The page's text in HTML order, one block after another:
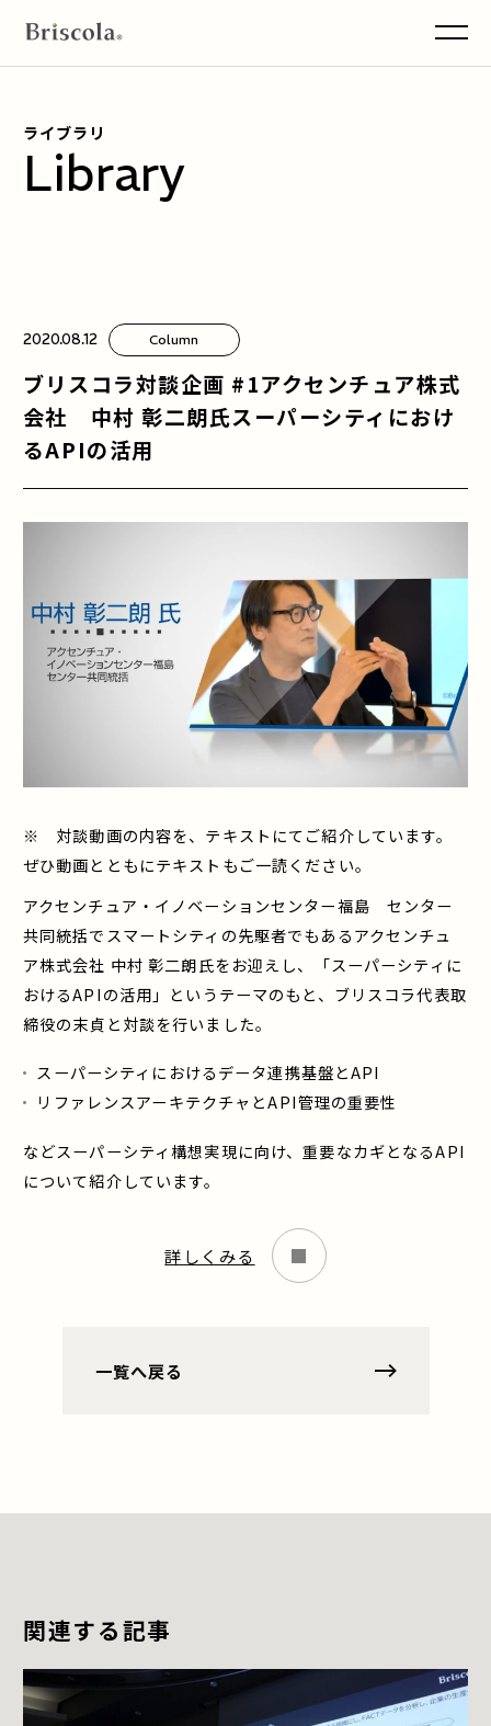
ライブラリ
Library
2020.08.12 Column
ブリスコラ対談企画 #1アクセンチュア株式
会社 中村 彰二朗氏スーパーシティにおけ
るAPIの活用
※ 対談動画の内容を、テキストにてご紹介しています。
ぜひ動画とともにテキストもご一読ください。
アクセンチュア・イノベーションセンター福島 センター
共同統括でスマートシティの先駆者でもあるアクセンチュ
ア株式会社 中村 彰二朗氏をお迎えし、「スーパーシティに
おけるAPIの活用」というテーマのもと、ブリスコラ代表取
締役の末貞と対談を行いました。
スーパーシティにおけるデータ連携基盤とAPI
リファレンスアーキテクチャとAPI管理の重要性
などスーパーシティ構想実現に向け、重要なカギとなるAPI
について紹介しています。
詳しくみる
一覧へ戻る
関連する記事